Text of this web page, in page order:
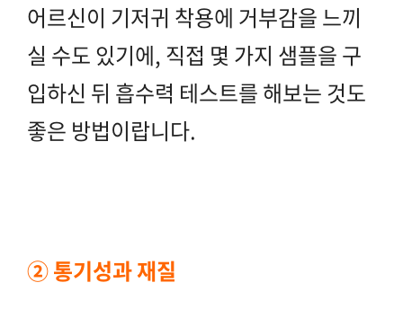
어르신이 기저귀 착용에 거부감을 느끼
실 수도 있기에, 직접 몇 가지 샘플을 구
입하신 뒤 흡수력 테스트를 해보는 것도
좋은 방법이랍니다.
② 통기성과 재질